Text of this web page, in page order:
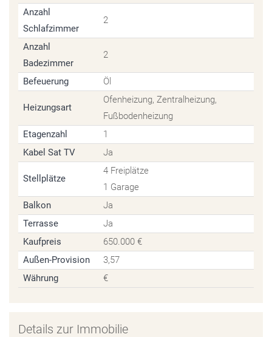
Anzahl
Schlafzimmer
2
Anzahl
Badezimmer
2
Befeuerung Öl
Heizungsart
Ofenheizung, Zentralheizung,
Fußbodenheizung
Etagenzahl
1
Kabel Sat TV
Ja
Stellplätze
4 Freiplätze
1 Garage
Balkon
Ja
Terrasse
Ja
Kaufpreis
650.000 €
Außen-Provision
3,57
Währung
€
Details zur Immobilie